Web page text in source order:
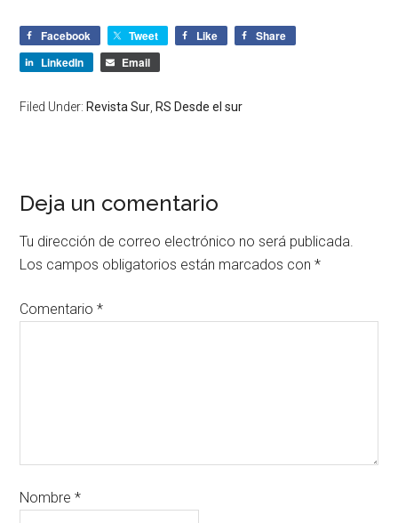
Facebook Tweet Like
Share
LinkedIn
Email
Filed Under: Revista Sur RS Desde el sur
Deja un comentario
Tu dirección de correo electrónico no será publicada.
Los campos obligatorios están marcados con*
Comentario*
Nombre*